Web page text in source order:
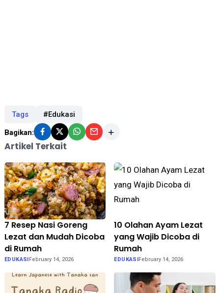
Tags #Edukasi
Bagikan:
Artikel Terkait
7 Resep Nasi Goreng
Lezat dan Mudah Dicoba
di Rumah
EDUKASI February 14, 2026
10 Olahan Ayam Lezat
yang Wajib Dicoba di
Rumah
EDUKASI February 14, 2026